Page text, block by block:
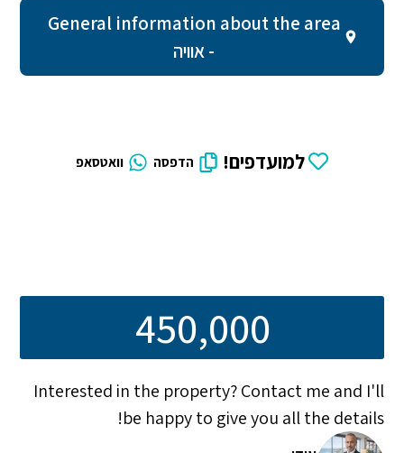
General information about the area
- אוויה
למועדפים! הדפסה וואטסאפ
450,000
Interested in the property? Contact me and I'll
be happy to give you all the details!